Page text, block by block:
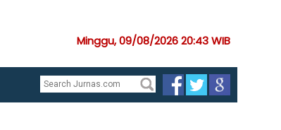
Minggu, 09/08/2026 20:43 WIB